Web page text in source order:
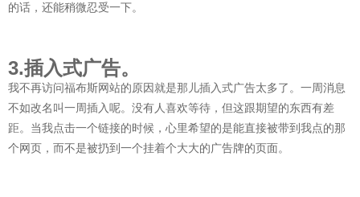
的话，还能稍微忍受一下。
3.插入式广告。
我不再访问福布斯网站的原因就是那儿插入式广告太多了。一周消息
不如改名叫一周插入呢。没有人喜欢等待，但这跟期望的东西有差
距。当我点击一个链接的时候，心里希望的是能直接被带到我点的那
个网页，而不是被扔到一个挂着个大大的广告牌的页面。